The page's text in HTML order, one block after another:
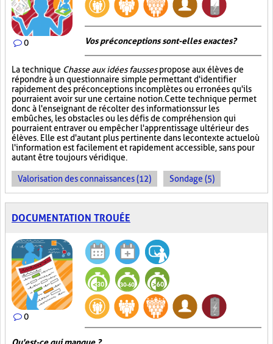
0 Vos préconceptions sont-elles exactes ?
La technique Chasse aux idées faussespropose aux élèves de
répondre à un questionnaire simple permettant d'identifier
rapidement des préconceptions incomplètes ou erronées qu'ils
pourraient avoir sur une certaine notion. Cette technique permet
donc à l'enseignant de récolter des informations sur les
embûches, les obstacles ou les défis de compréhension qui
pourraient entraver ou empêcher l'apprentissage ultérieur des
élèves. Elle est d'autant plus pertinente dans le contexte actuel où
l'information est facilement et rapidement accessible, sans pour
autant être toujours véridique.
Valorisation des connaissances (12) Sondage (5)
DOCUMENTATION TROUÉE
0